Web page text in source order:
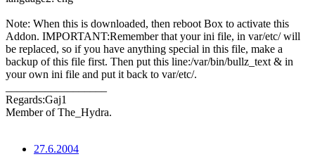
Note: When this is downloaded, then reboot Box to activate this
Addon. IMPORTANT:Remember that your ini file, in var/etc/ will
be replaced, so if you have anything special in this file, make a
backup of this file first. Then put this line:/var/bin/bullz_text & in
your own ini file and put it back to var/etc/.
Regards:Gaj1
Member of The_Hydra.
27.6.2004